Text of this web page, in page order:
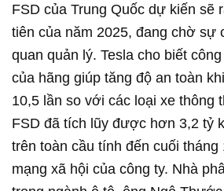
FSD của Trung Quốc dự kiến sẽ
tiên của năm 2025, đang chờ sự
quan quản lý. Tesla cho biết
của hãng giúp tăng độ an toàn
10,5 lần so với các loại xe thông
FSD đã tích lũy được hơn 3,2 tỷ
trên toàn cầu tính đến cuối tháng
mạng xã hội của công ty. Nhà